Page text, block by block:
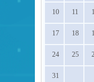
10 11
17 18
24 25
31